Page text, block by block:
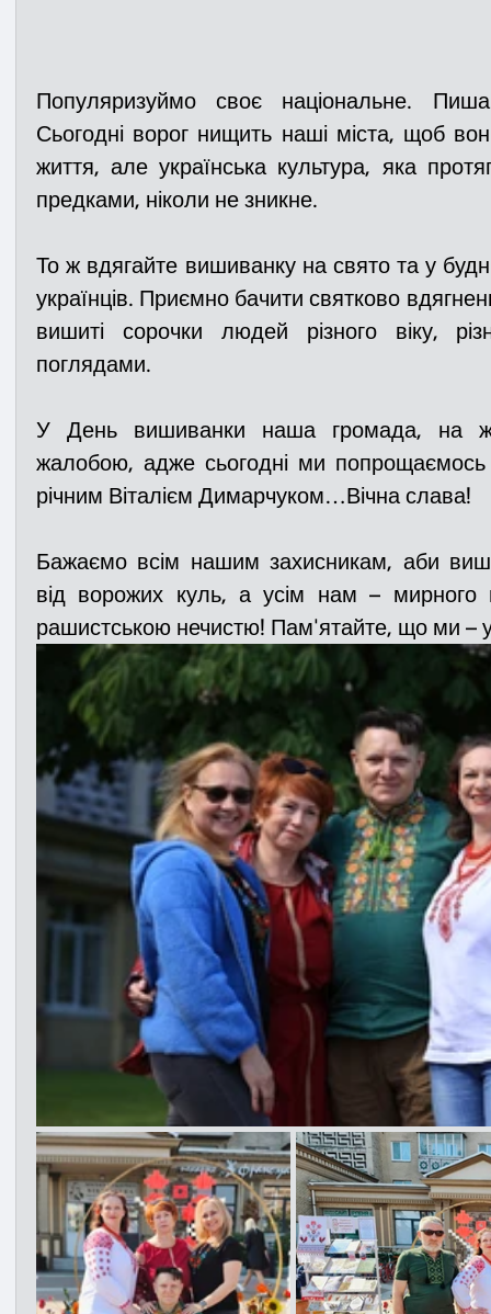
Популяризуймо своє національне.
Сьогодні ворог нищить наші міста, щоб
життя, але українська культура, яка
предками, ніколи не зникне.
То ж вдягайте вишиванку на свято та у
українців. Приємно бачити святково
вишиті сорочки людей різного віку,
поглядами.
У День вишиванки наша громада, на
жалобою, адже сьогодні ми
річним Віталієм Димарчуком…Вічна слава!
Бажаємо всім нашим захисникам, аби
від ворожих куль, а усім нам – мирного
рашистською нечистю! Пам'ятайте, що ми –